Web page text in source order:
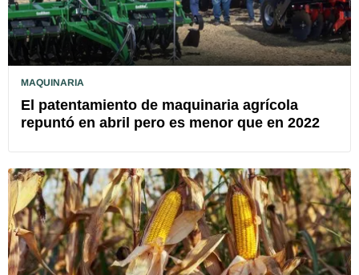
MAQUINARIA
El patentamiento de maquinaria agrícola
repuntó en abril pero es menor que en 2022